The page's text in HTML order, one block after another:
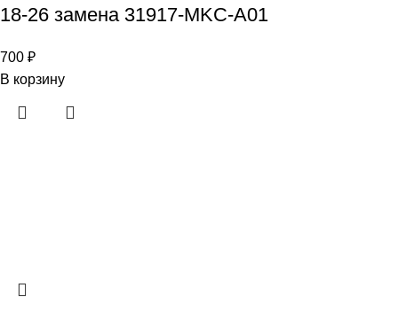
18-26 замена 31917-MKC-A01
700 ₽
В корзину